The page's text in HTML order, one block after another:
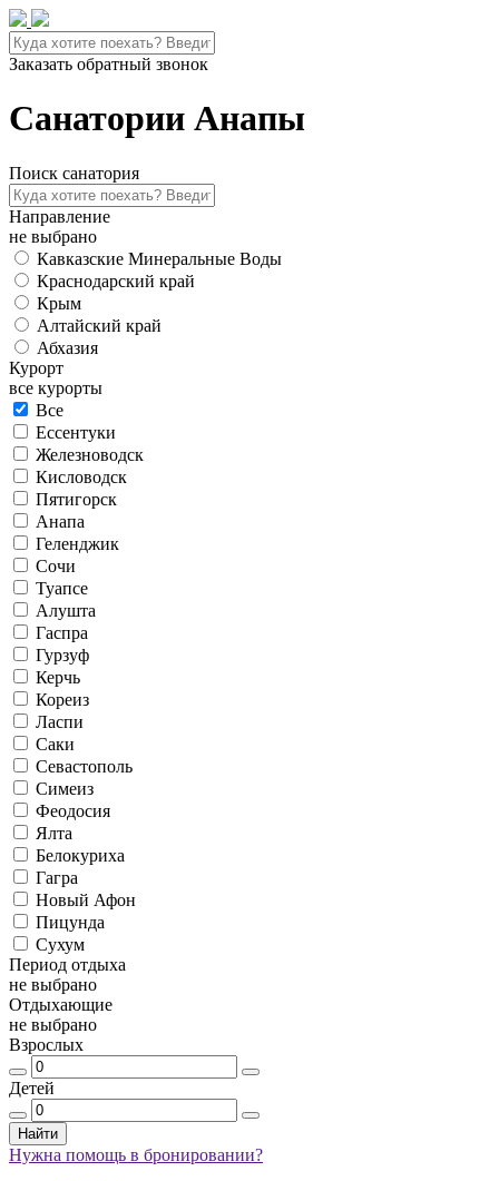
Заказать обратный звонок
Санатории Анапы
Поиск санатория
Направление
не выбрано
Кавказские Минеральные Воды
Краснодарский край
Крым
Алтайский край
Абхазия
Курорт
все курорты
Все
Ессентуки
Железноводск
Кисловодск
Пятигорск
Анапа
Геленджик
Сочи
Туапсе
Алушта
Гаспра
Гурзуф
Керчь
Кореиз
Ласпи
Саки
Севастополь
Симеиз
Феодосия
Ялта
Белокуриха
Гагра
Новый Афон
Пицунда
Сухум
Период отдыха
не выбрано
Отдыхающие
не выбрано
Взрослых
Детей
Найти
Нужна помощь в бронировании?